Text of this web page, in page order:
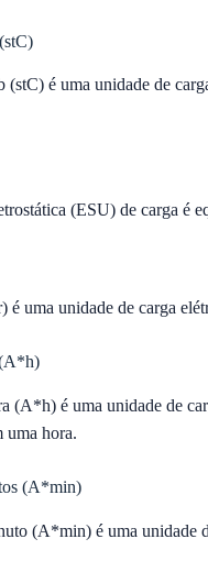
(stC) é uma unidade de
(ESU) de carga é
é uma unidade de carga
(A*h) é uma unidade de
uma hora.
(A*min)
(A*min) é uma unidade